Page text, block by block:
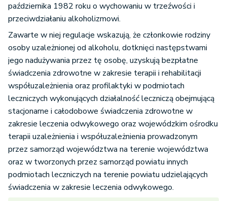
października 1982 roku o wychowaniu w trzeźwości i
przeciwdziałaniu alkoholizmowi.
Zawarte w niej regulacje wskazują, że członkowie rodziny
osoby uzależnionej od alkoholu, dotknięci następstwami
jego nadużywania przez tę osobę, uzyskują bezpłatne
świadczenia zdrowotne w zakresie terapii i rehabilitacji
współuzależnienia oraz profilaktyki w podmiotach
leczniczych wykonujących działalność leczniczą obejmującą
stacjonarne i całodobowe świadczenia zdrowotne w
zakresie leczenia odwykowego oraz wojewódzkim ośrodku
terapii uzależnienia i współuzależnienia prowadzonym
przez samorząd województwa na terenie województwa
oraz w tworzonych przez samorząd powiatu innych
podmiotach leczniczych na terenie powiatu udzielających
świadczenia w zakresie leczenia odwykowego.